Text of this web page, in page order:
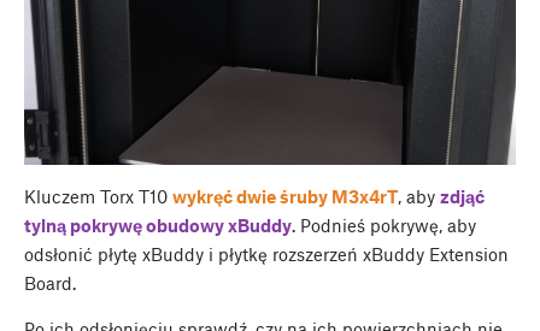
Kluczem Torx T10 wykręć dwie śruby M3x4rT, aby zdjąć
tylną pokrywę obudowy xBuddy. Podnieś pokrywę, aby
odsłonić płytę xBuddy i płytkę rozszerzeń xBuddy Extension
Board.